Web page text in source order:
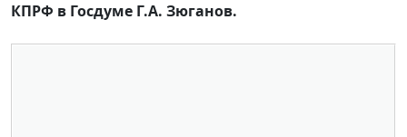
КПРФ в Госдуме Г.А. Зюганов.